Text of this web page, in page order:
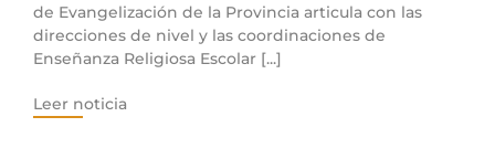
de Evangelización de la Provincia articula con las
direcciones de nivel y las coordinaciones de
Enseñanza Religiosa Escolar [...]
Leer noticia